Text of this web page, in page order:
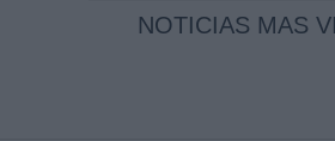
NOTICIAS MAS